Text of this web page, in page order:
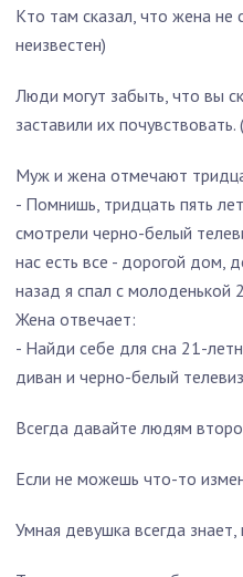
Кто там сказал, что жена не
неизвестен)
Люди могут забыть, что вы
заставили их
Муж и жена отмечают
- Помнишь, тридцать пять
смотрели черно-белый
нас есть все - дорогой дом,
назад я спал с молоденькой
Жена отвечает:
- Найди себе для сна 21-
диван и черно-белый
Всегда давайте людям
Если не можешь что-то
Умная девушка всегда